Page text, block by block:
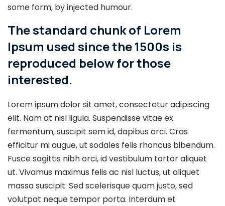
some form, by injected humour.
The standard chunk of Lorem
Ipsum used since the 1500s is
reproduced below for those
interested.
Lorem ipsum dolor sit amet, consectetur adipiscing
elit. Nam at nisl ligula. Suspendisse vitae ex
fermentum, suscipit sem id, dapibus orci. Cras
efficitur mi augue, ut sodales felis rhoncus bibendum.
Fusce sagittis nibh orci, id vestibulum tortor aliquet
ut. Vivamus maximus felis ac nisl luctus, ut aliquet
massa suscipit. Sed scelerisque quam justo, sed
volutpat neque tempor porta. Interdum et